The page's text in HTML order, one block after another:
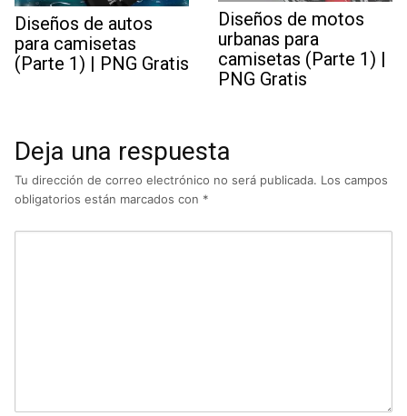
Diseños de autos
para camisetas
(Parte 1) | PNG Gratis
Diseños de motos
urbanas para
camisetas (Parte 1) |
PNG Gratis
Deja una respuesta
Tu dirección de correo electrónico no será publicada. Los campos
obligatorios están marcados con *